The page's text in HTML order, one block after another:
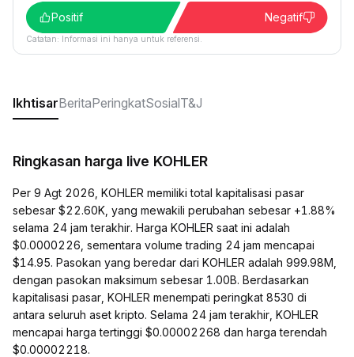
Positif
Negatif
Catatan: Informasi ini hanya untuk referensi.
IkhtisarBeritaPeringkatSosialT&J
Ringkasan harga live KOHLER
Per 9 Agt 2026, KOHLER memiliki total kapitalisasi pasar
sebesar $22.60K, yang mewakili perubahan sebesar +1.88%
selama 24 jam terakhir. Harga KOHLER saat ini adalah
$0.0000226, sementara volume trading 24 jam mencapai
$14.95. Pasokan yang beredar dari KOHLER adalah 999.98M,
dengan pasokan maksimum sebesar 1.00B. Berdasarkan
kapitalisasi pasar, KOHLER menempati peringkat 8530 di
antara seluruh aset kripto. Selama 24 jam terakhir, KOHLER
mencapai harga tertinggi $0.00002268 dan harga terendah
$0.00002218.